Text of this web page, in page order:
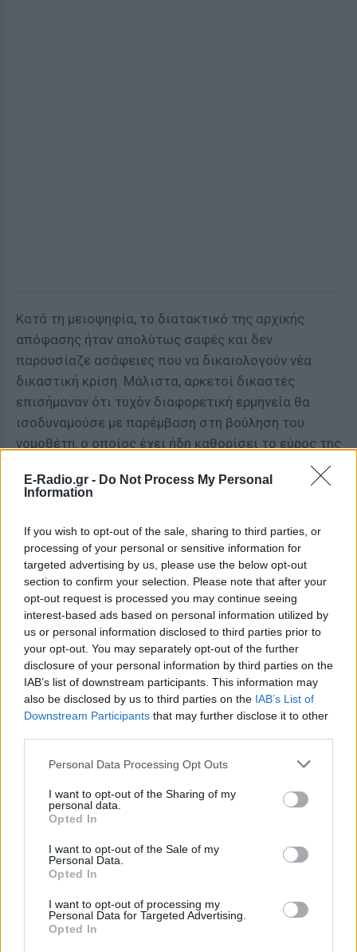
E-Radio.gr - Do Not Process My Personal
Information
If you wish to opt-out of the sale, sharing to third parties, or
processing of your personal or sensitive information for
targeted advertising by us, please use the below opt-out
section to confirm your selection. Please note that after your
opt-out request is processed you may continue seeing
interest-based ads based on personal information utilized by
us or personal information disclosed to third parties prior to
your opt-out. You may separately opt-out of the further
disclosure of your personal information by third parties on the
IAB’s list of downstream participants. This information may
also be disclosed by us to third parties on the IAB’s List of
Downstream Participants that may further disclose it to other
Personal Data Processing Opt Outs
I want to opt-out of the Sharing of my
personal data.
Opted In
I want to opt-out of the Sale of my
Personal Data.
Opted In
I want to opt-out of processing my
Personal Data for Targeted Advertising.
Opted In
Κατά τη μειοψηφία, το διατακτικό της αρχικής
απόφασης ήταν απολύτως σαφές και δεν
παρουσίαζε ασάφειες που να δικαιολογούν νέα
δικαστική κρίση. Μάλιστα, αρκετοί δικαστές
επισήμαναν ότι τυχόν διαφορετική ερμηνεία θα
ισοδυναμούσε με παρέμβαση στη βούληση του
νομοθέτη, ο οποίος έχει ήδη καθορίσει το εύρος της
προστασίας που παρέχει στους οφειλέτες μέσω
των σχετικών διατάξεων.
Ολομέλειας θεωρείται κομβικής σημασίας, καθώς
διαμορφώνει πλέον ενιαία νομολογία για ένα
ζήτημα που αφορά εκατοντάδες χιλιάδες
δανειολήπτες και αναμένεται να επηρεάσει
σημαντικά το ύψος των δόσεων που καλούνται να
καταβάλουν στο πλαίσιο των δικαστικών
ρυθμίσεων για τη διάσωση της κύριας κατοικίας.
[ΠΗΓΗ]